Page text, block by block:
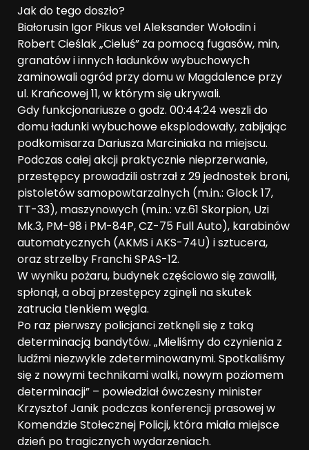
Jak do tego doszło?
Białorusin Igor Pikus vel Aleksander Wołodin i
Robert Cieślak „Cieluś” za pomocą fugasów, min,
granatów i innych ładunków wybuchowych
zaminowali ogród przy domu w Magdalence przy
ul. Krańcowej 11, w którym się ukrywali.
Gdy funkcjonariusze o godz. 00:44:24 weszli do
domu ładunki wybuchowe eksplodowały, zabijając
podkomisarza Dariusza Marciniaka na miejscu.
Podczas całej akcji praktycznie nieprzerwanie,
przestępcy prowadzili ostrzał z 29 jednostek broni,
pistoletów samopowtarzalnych (m.in.: Glock 17,
TT-33), maszynowych (m.in.: vz.61 Skorpion, Uzi
Mk.3, PM-98 i PM-84P, CZ-75 Full Auto), karabinów
automatycznych (AKMS i AKS-74U) i sztucera,
oraz strzelby Franchi SPAS-12.
W wyniku pożaru, budynek częściowo się zawalił,
spłonął, a obaj przestępcy zginęli na skutek
zatrucia tlenkiem węgla.
Po raz pierwszy policjanci zetknęli się z taką
determinacją bandytów. „Mieliśmy do czynienia z
ludźmi niezwykle zdeterminowanymi. Spotkaliśmy
się z nowymi technikami walki, nowym poziomem
determinacji” – powiedział ówczesny minister
Krzysztof Janik podczas konferencji prasowej w
Komendzie Stołecznej Policji, która miała miejsce
dzień po tragicznych wydarzeniach.